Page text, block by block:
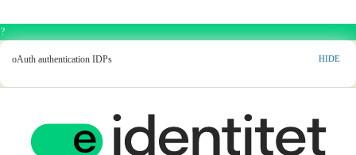
?
HIDE
oAuth authentication IDPs